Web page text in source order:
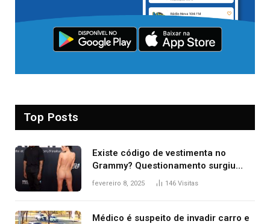
Top Posts
Existe código de vestimenta no
Grammy? Questionamento surgiu
após Bianca Censori, mulher de
fevereiro 8, 2025 146 Visitas
Médico é suspeito de invadir carro e